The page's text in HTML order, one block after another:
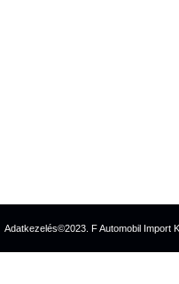
Adatkezelés©2023. F Automobil Import